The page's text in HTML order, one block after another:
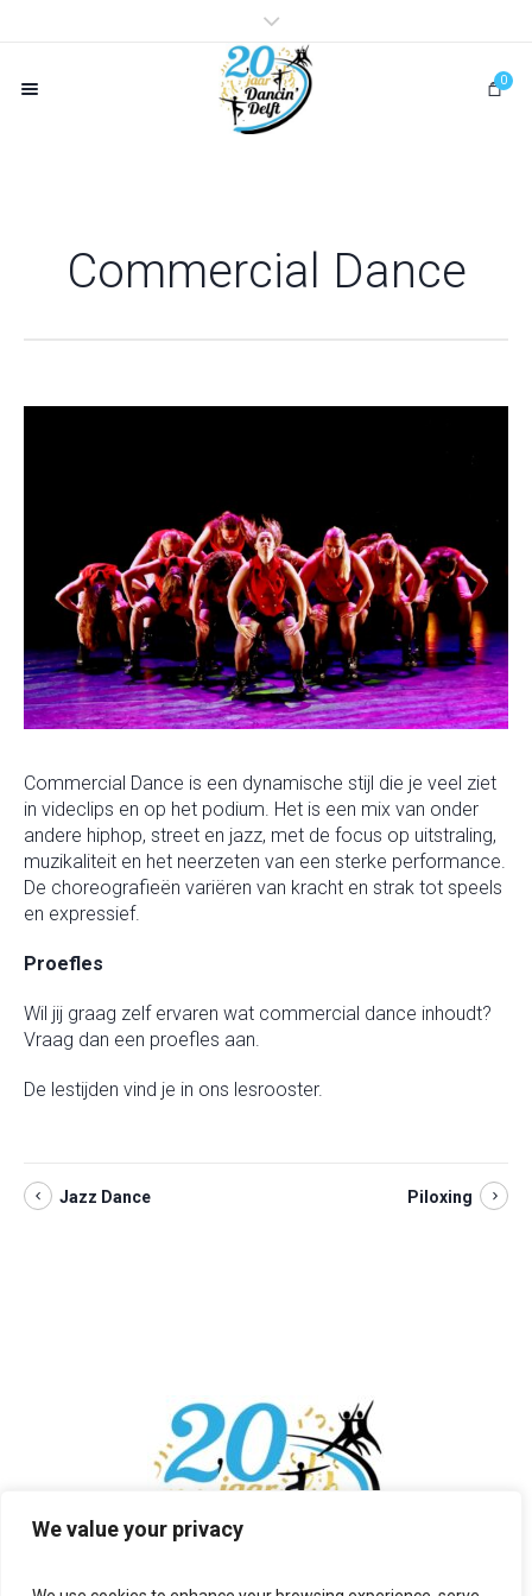
We value your privacy
0
Commercial Dance
Commercial Dance is een dynamische stijl die je veel ziet
in videclips en op het podium. Het is een mix van onder
andere hiphop, street en jazz, met de focus op uitstraling,
muzikaliteit en het neerzeten van een sterke performance.
De choreografieën variëren van kracht en strak tot speels
en expressief.
Proefles
Wil jij graag zelf ervaren wat commercial dance inhoudt?
Vraag dan een proefles aan.
De lestijden vind je in ons lesrooster.
Jazz Dance Piloxing